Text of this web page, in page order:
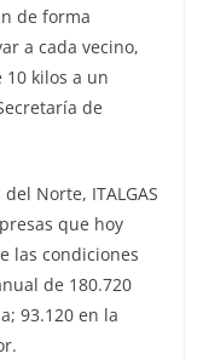
de forma
a cada vecino,
kilos a un
de
Norte, ITALGAS
que hoy
las condiciones
de 180.720
93.120 en la